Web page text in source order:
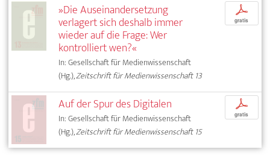
»Die Auseinandersetzung
verlagert sich deshalb immer
wieder auf die Frage: Wer
kontrolliert wen?«
In: Gesellschaft für Medienwissenschaft
(Hg.),Zeitschrift für Medienwissenschaft 13
p
gratis
Auf der Spur des Digitalen
In: Gesellschaft für Medienwissenschaft
(Hg.),Zeitschrift für Medienwissenschaft 15
p
gratis